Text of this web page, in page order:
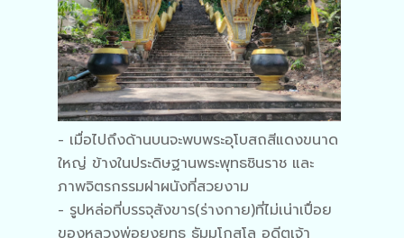
- เมื่อไปถึงด้านบนจะพบพระอุโบสถสีแดงขนาด
ใหญ่ ข้างในประดิษฐานพระพุทธชินราช และ
ภาพจิตรกรรมฝาผนังที่สวยงาม
- รูปหล่อที่บรรจุสังขาร(ร่างกาย)ที่ไม่เน่าเปื่อย